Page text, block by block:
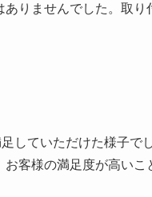
りませんでした。取り
していただけた様子で
客様の満足度が高いこ